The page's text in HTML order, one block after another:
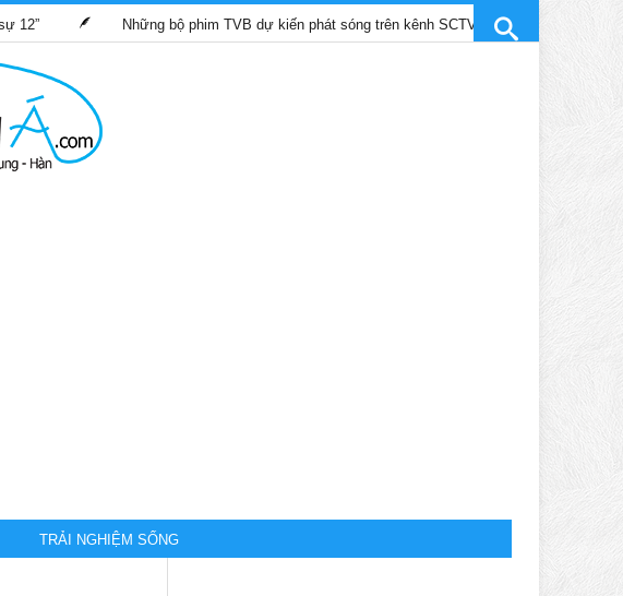
Những bộ phim TVB dự kiến phát sóng trên kênh SCTV9 tháng 4/2025
TRẢI NGHIỆM SỐNG